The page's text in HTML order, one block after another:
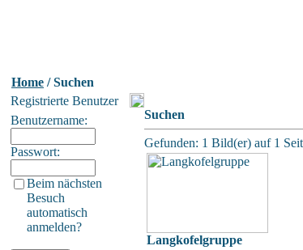
Home / Suchen
Registrierte Benutzer
Benutzername:
Passwort:
Beim nächsten
Besuch
automatisch
anmelden?
Suchen
Gefunden: 1 Bild(er) auf 1
Langkofelgruppe